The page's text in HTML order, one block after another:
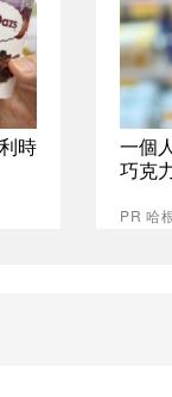
時
一個
巧克
PR 哈